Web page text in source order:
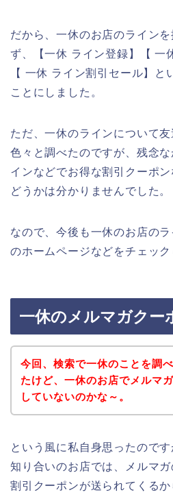
だから、一休のお店のライン
ず、【一休 ライン登録】【 一
【 一休 ライン割引セール】と
ことにしました。
ただ、一休のラインについて友
色々と調べたのですが、残念
インなどでお得な割引クーポ
どうかは分かりませんでした。
なので、今後も一休のお店の
のホームページなどをチェッ
一休のメルマガクー
今回、検索で一休のことを調
たけど、一休のお店でメルマ
していないのかな～。
という風に私自身思ったので
知り合いのお店では、メルマガ
割引クーポンが送られてくるか